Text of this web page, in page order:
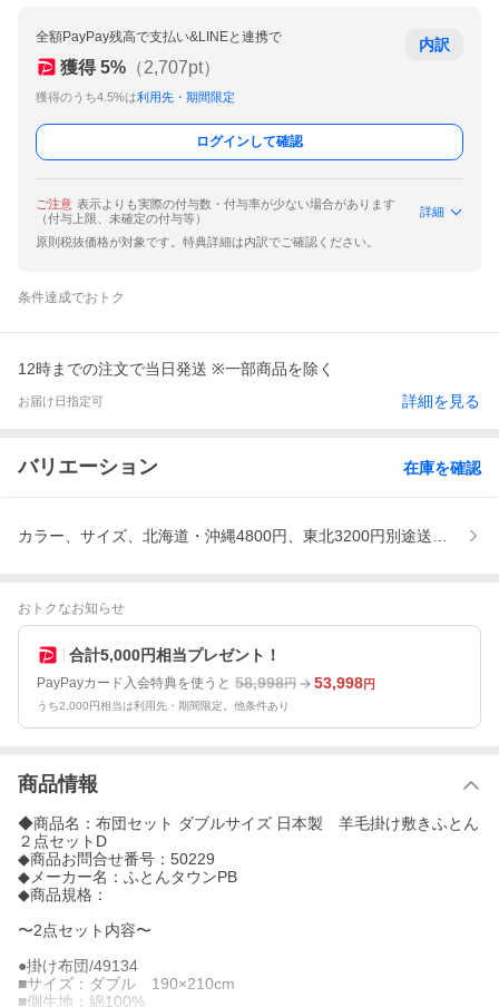
全額PayPay残高で支払い&LINEと連携で
獲得 5% （2,707pt）
獲得のうち4.5%は利用先・期間限定
内訳
ログインして確認
ご注意 表示よりも実際の付与数・付与率が少ない場合があります
（付与上限、未確定の付与等）
詳細
原則税抜価格が対象です。特典詳細は内訳でご確認ください。
条件達成でおトク
12時までの注文で当日発送 ※一部商品を除く
お届け日指定可 詳細を見る
バリエーション 在庫を確認
カラー、サイズ、北海道・沖縄4800円、東北3200円別途送料要、
おトクなお知らせ
合計5,000円相当プレゼント！
PayPayカード入会特典を使うと 58,998円 53,998円
うち2,000円相当は利用先・期間限定。他条件あり
商品情報
◆商品名：布団セット ダブルサイズ 日本製 羊毛掛け敷きふとん
２点セットD
◆商品お問合せ番号：50229
◆メーカー名：ふとんタウンPB
◆商品規格：
〜2点セット内容〜
●掛け布団/49134
■サイズ：ダブル 190×210cm
■側生地：綿100%